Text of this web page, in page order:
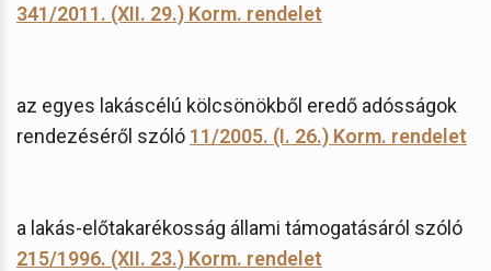
341/2011. (XII. 29.) Korm. rendelet
az egyes lakáscélú kölcsönökből eredő adósságok
rendezéséről szóló 11/2005. (I. 26.) Korm. rendelet
a lakás-előtakarékosság állami támogatásáról szóló
215/1996. (XII. 23.) Korm. rendelet